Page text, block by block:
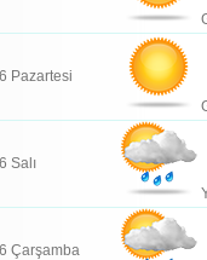
Pazartesi
Salı
Çarşamba